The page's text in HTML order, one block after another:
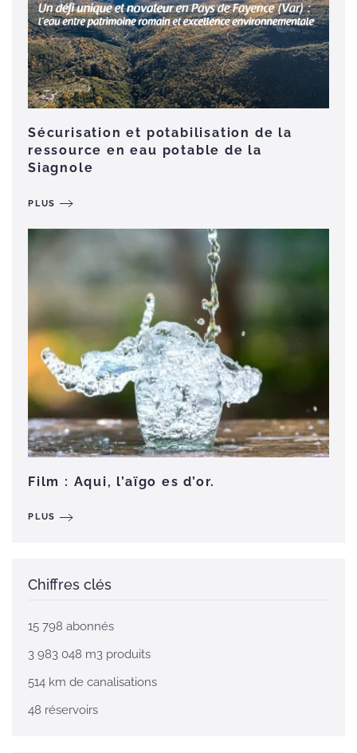
Sécurisation et potabilisation de la
ressource en eau potable de la
Siagnole
PLUS
Film : Aqui, l’aïgo es d’or.
PLUS
Chiffres clés
15 798 abonnés
3 983 048 m3 produits
514 km de canalisations
48 réservoirs